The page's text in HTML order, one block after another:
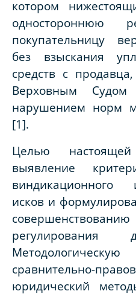
котором
одностороннюю
покупательницу
без взыскания
средств с
Верховным
нарушением норм
[1].
Целью
выявление
виндикационного
исков и
регулирования
сравнительно-
юридический